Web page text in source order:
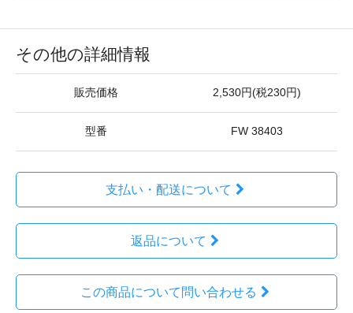
その他の詳細情報
販売価格 2,530円(税230円)
型番 FW 38403
支払い・配送について
返品について
この商品について問い合わせる